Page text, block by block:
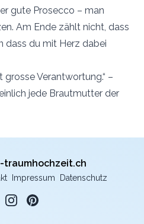
gute Prosecco – man
Am Ende zählt nicht, dass
dass du mit Herz dabei
Verantwortung.“ –
jede Brautmutter der
traumhochzeit.ch
Impressum Datenschutz